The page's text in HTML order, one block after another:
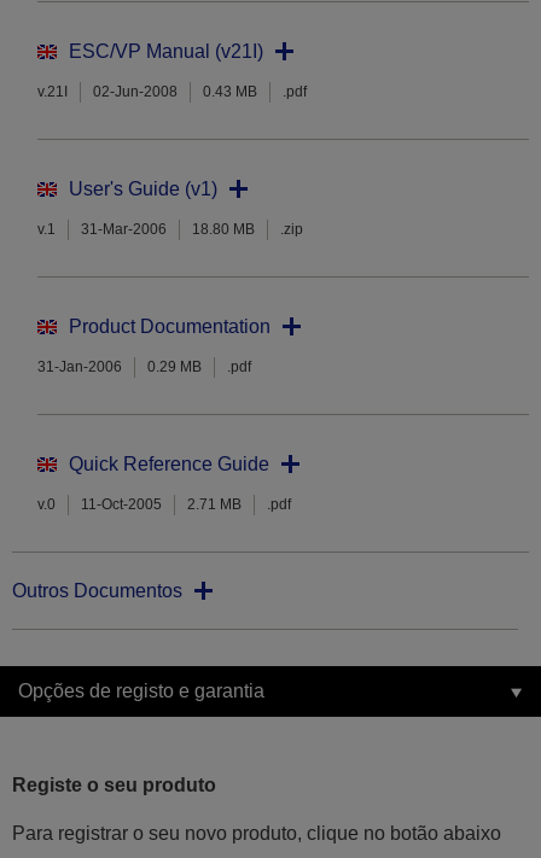
ESC/VP Manual (v21I)
v.21I 02-Jun-2008 0.43 MB .pdf
User's Guide (v1)
v.1 31-Mar-2006 18.80 MB .zip
Product Documentation
31-Jan-2006 0.29 MB .pdf
Quick Reference Guide
v.0 11-Oct-2005 2.71 MB .pdf
Outros Documentos
Opções de registo e garantia
Registe o seu produto
Para registrar o seu novo produto, clique no botão abaixo